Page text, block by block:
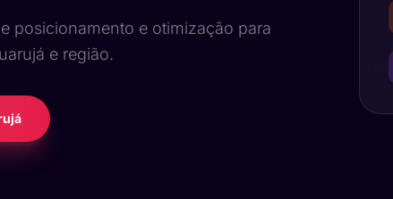
posicionamento e otimização para
e região.